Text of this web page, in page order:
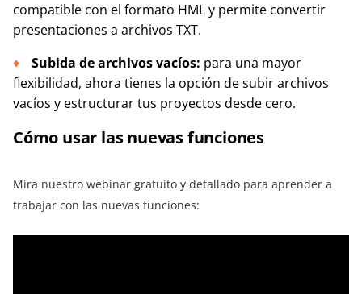
compatible con el formato HML y permite convertir
presentaciones a archivos TXT.
Subida de archivos vacíos: para una mayor
flexibilidad, ahora tienes la opción de subir archivos
vacíos y estructurar tus proyectos desde cero.
Cómo usar las nuevas funciones
Mira nuestro webinar gratuito y detallado para aprender a
trabajar con las nuevas funciones: